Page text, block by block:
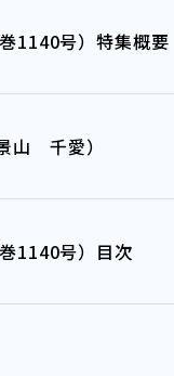
1140号）特集概要
山 千愛）
1140号）目次